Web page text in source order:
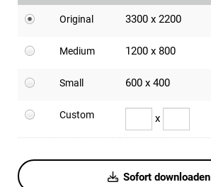
Original 3300 x 2200
Medium 1200 x 800
Small 600 x 400
Custom x
Sofort downloaden